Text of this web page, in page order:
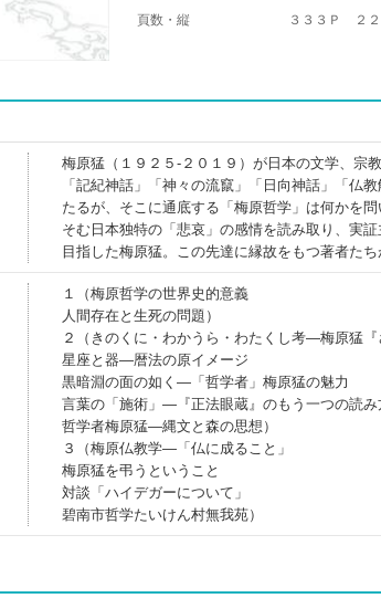
頁数・縦
３３３Ｐ ２２
梅原猛（１９２５‐２０１９）が日本の文学、宗
「記紀神話」「神々の流竄」「日向神話」「仏
たるが、そこに通底する「梅原哲学」は何かを
そむ日本独特の「悲哀」の感情を読み取り、実
目指した梅原猛。この先達に縁故をもつ著者た
１（梅原哲学の世界史的意義
人間存在と生死の問題）
２（きのくに・わかうら・わたくし考―梅原猛
星座と器―暦法の原イメージ
黒暗淵の面の如く―「哲学者」梅原猛の魅力
言葉の「施術」―『正法眼蔵』のもう一つの読み
哲学者梅原猛―縄文と森の思想）
３（梅原仏教学―「仏に成ること」
梅原猛を弔うということ
対談「ハイデガーについて」
碧南市哲学たいけん村無我苑）